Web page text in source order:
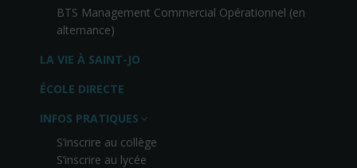
BTS Management Commercial Opérationnel (en
alternance)
LA VIE À SAINT-JO
ÉCOLE DIRECTE
INFOS PRATIQUES
S’inscrire au collège
S’inscrire au lycée